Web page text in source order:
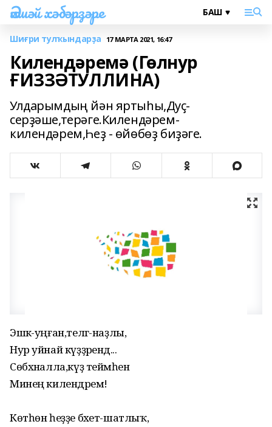
Әлшәй хәбәрҙәре
Шиғри тулҡындарҙа 17 МАРТА 2021, 16:47
Килендәремә (Гөлнур
ҒИЗЗӘТУЛЛИНА)
Улдарымдың йән яртыһы,Дуҫ-
серҙәше,терәге.Килендәрем-
килендәрем,Һеҙ - өйөбөҙ биҙәге.
Эшкә-уңған,телгә-наҙлы,
Нур уйнай күҙҙәрендә...
Сөбхәналла,күҙ теймәһен
Минең килендәремә!
Көтһөн һеҙҙе бәхет-шатлыҡ,